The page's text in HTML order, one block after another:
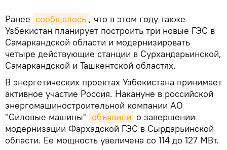
Ранее сообщалось , что в этом году также
Узбекистан планирует построить три новые ГЭС в
Самаркандской области и модернизировать
четыре действующие станции в Сурхандарьинской,
Самаркандской и Ташкентской областях.
В энергетических проектах Узбекистана принимает
активное участие Россия. Накануне в российской
энергомашиностроительной компании АО
"Силовые машины" объявили о завершении
модернизации Фархадской ГЭС в Сырдарьинской
области. Ее мощность увеличена со 114 до 127 МВт.